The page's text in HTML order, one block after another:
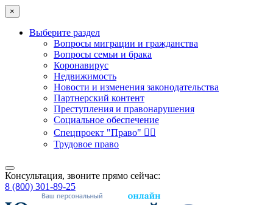
×
Выберите раздел
Вопросы миграции и гражданства
Вопросы семьи и брака
Коронавирус
Недвижимость
Новости и изменения законодательства
Партнерский контент
Преступления и правонарушения
Социальное обеспечение
Спецпроект "Право" 👮‍♂️
Трудовое право
Консультация, звоните прямо сейчас:
8 (800) 301-89-25